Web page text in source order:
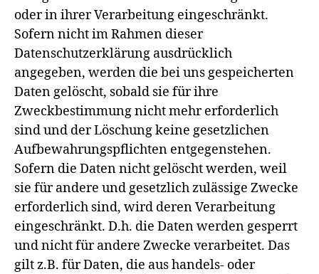
oder in ihrer Verarbeitung eingeschränkt.
Sofern nicht im Rahmen dieser
Datenschutzerklärung ausdrücklich
angegeben, werden die bei uns gespeicherten
Daten gelöscht, sobald sie für ihre
Zweckbestimmung nicht mehr erforderlich
sind und der Löschung keine gesetzlichen
Aufbewahrungspflichten entgegenstehen.
Sofern die Daten nicht gelöscht werden, weil
sie für andere und gesetzlich zulässige Zwecke
erforderlich sind, wird deren Verarbeitung
eingeschränkt. D.h. die Daten werden gesperrt
und nicht für andere Zwecke verarbeitet. Das
gilt z.B. für Daten, die aus handels- oder